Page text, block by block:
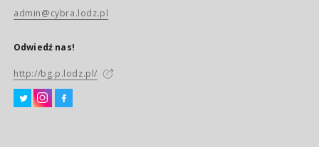
admin@cybra.lodz.pl
Odwiedź nas!
http://bg.p.lodz.pl/